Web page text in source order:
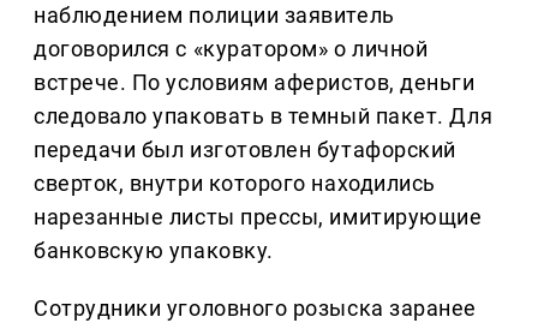
наблюдением полиции заявитель
договорился с «куратором» о личной
встрече. По условиям аферистов, деньги
следовало упаковать в темный пакет. Для
передачи был изготовлен бутафорский
сверток, внутри которого находились
нарезанные листы прессы, имитирующие
банковскую упаковку.
Сотрудники уголовного розыска заранее